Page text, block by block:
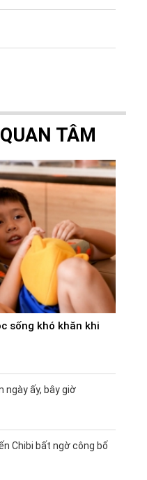
TÂM
sống khó khăn khi
ngày ấy, bây giờ
Chibi bất ngờ công bố